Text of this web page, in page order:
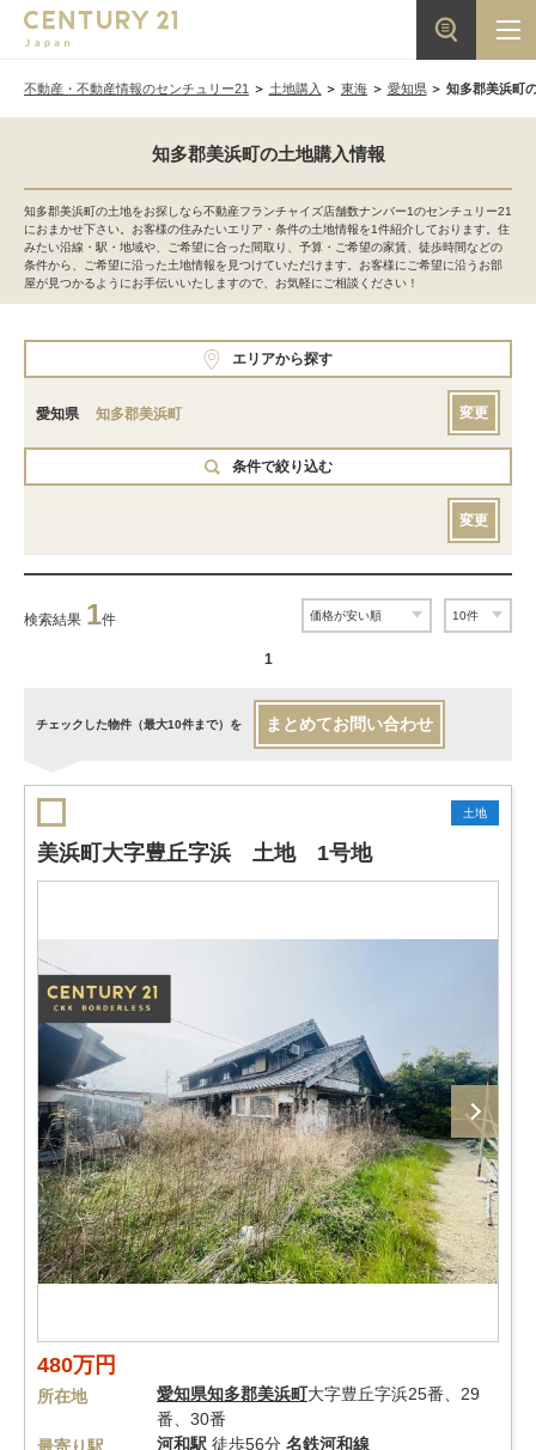
不動産・不動産情報のセンチュリー21 土地購入 東海 愛知県 知多郡美浜町
知多郡美浜町の土地購入情報
知多郡美浜町の土地をお探しなら不動産フランチャイズ店舗数ナンバー1のセンチュリー21
におまかせ下さい。お客様の住みたいエリア・条件の土地情報を1件紹介しております。住
みたい沿線・駅・地域や、ご希望に合った間取り、予算・ご希望の家賃、徒歩時間などの
条件から、ご希望に沿った土地情報を見つけていただけます。お客様にご希望に沿うお部
屋が見つかるようにお手伝いいたしますので、お気軽にご相談ください！
エリアから探す
愛知県 知多郡美浜町 変更
条件で絞り込む
変更
検索結果 1件
1
チェックした物件（最大10件まで）を まとめてお問い合わせ
土地
美浜町大字豊丘字浜 土地 1号地
480万円
所在地 愛知県知多郡美浜町大字豊丘字浜25番、29
番、30番
河和駅 徒歩56分 名鉄河和線